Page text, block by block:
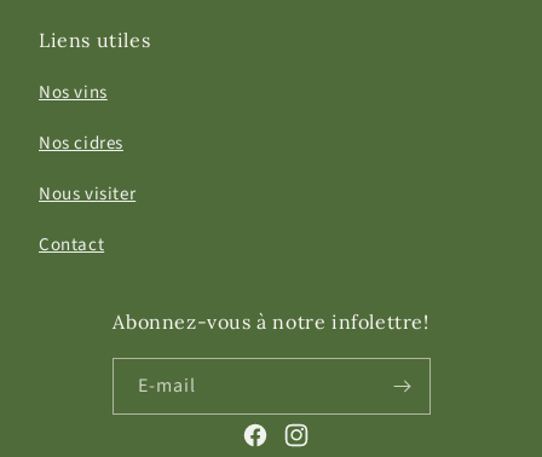
Liens utiles
Nos vins
Nos cidres
Nous visiter
Contact
Abonnez-vous à notre infolettre!
E-mail
FacebookInstagram